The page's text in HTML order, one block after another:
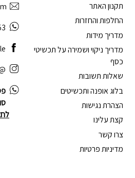
תקנון האתר
החלפות והחזרות
מדריך מידות
מדריך ניקוי ושמירה על תכשיטי
כסף
שאלות תשובות
בלוג אופנה ותכשיטים
הצהרת נגישות
קצת עלינו
צרו קשר
מדיניות פרטיות